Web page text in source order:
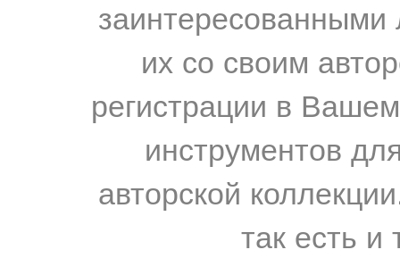
их со своим
регистрации в
инструментов
авторской
так есть и